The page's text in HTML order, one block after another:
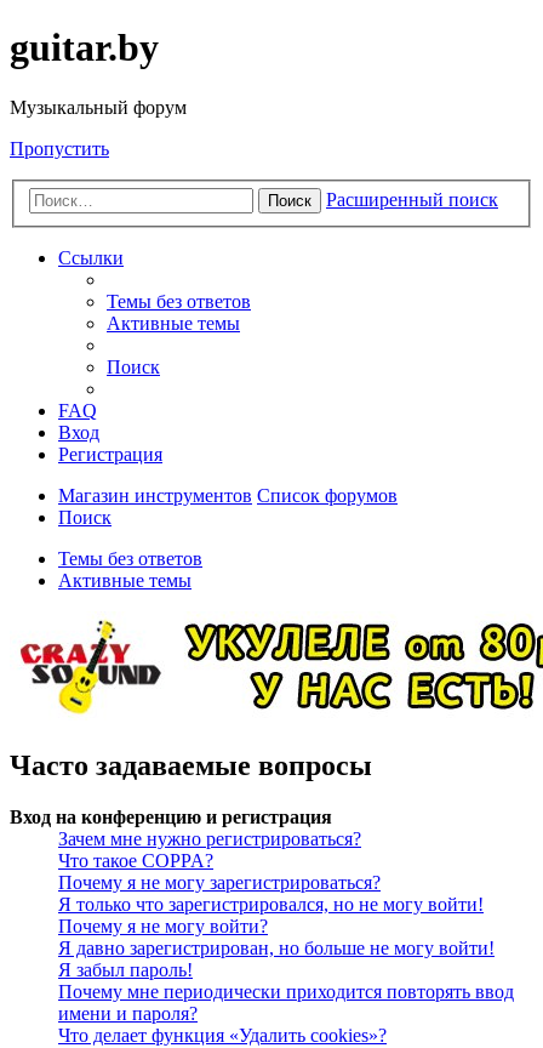
guitar.by
Музыкальный форум
Пропустить
Поиск Расширенный поиск
Ссылки
Темы без ответов
Активные темы
Поиск
FAQ
Вход
Регистрация
Магазин инструментов Список форумов
Поиск
Темы без ответов
Активные темы
Часто задаваемые вопросы
Вход на конференцию и регистрация
Зачем мне нужно регистрироваться?
Что такое COPPA?
Почему я не могу зарегистрироваться?
Я только что зарегистрировался, но не могу войти!
Почему я не могу войти?
Я давно зарегистрирован, но больше не могу войти!
Я забыл пароль!
Почему мне периодически приходится повторять ввод
имени и пароля?
Что делает функция «Удалить cookies»?